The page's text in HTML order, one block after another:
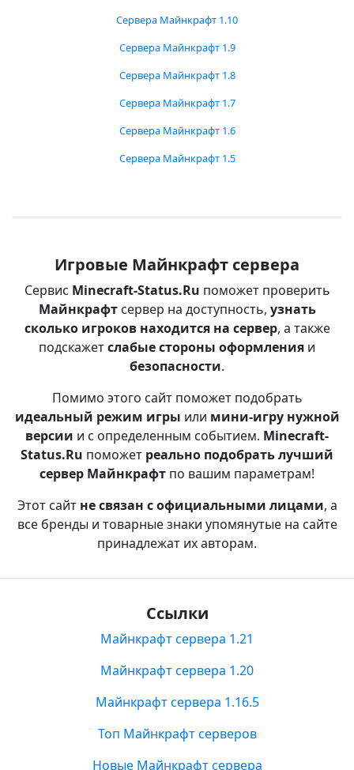
Сервера Майнкрафт 1.10
Сервера Майнкрафт 1.9
Сервера Майнкрафт 1.8
Сервера Майнкрафт 1.7
Сервера Майнкрафт 1.6
Сервера Майнкрафт 1.5
Игровые Майнкрафт сервера
Сервис Minecraft-Status.Ru поможет проверить
Майнкрафтсервер на доступность, узнать
сколько игроков находится на сервер, а также
подскажетслабые стороны оформления и
безопасности.
Помимо этого сайт поможет подобрать
идеальный режим игры или мини-игру нужной
версии и с определенным событием. Minecraft-
Status.Ru поможет реально подобрать лучший
сервер Майнкрафт по вашим параметрам!
Этот сайт не связан с официальными лицами, а
все бренды и товарные знаки упомянутые на сайте
принадлежат их авторам.
Ссылки
Майнкрафт сервера 1.21
Майнкрафт сервера 1.20
Майнкрафт сервера 1.16.5
Топ Майнкрафт серверов
Новые Майнкрафт сервера